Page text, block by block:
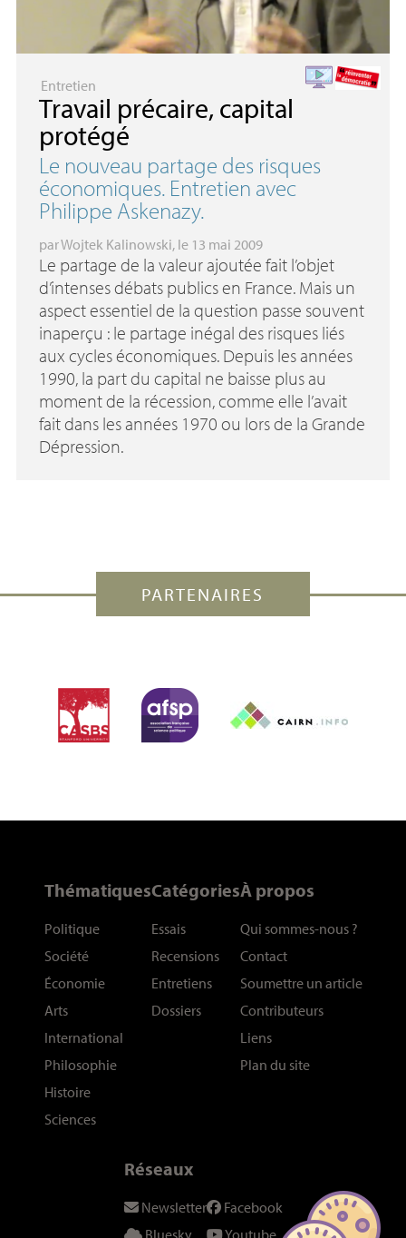
Entretien
Travail précaire, capital
protégé
Le nouveau partage des risques
économiques. Entretien avec
Philippe Askenazy.
parWojtek Kalinowski, le 13 mai 2009
Le partage de la valeur ajoutée fait l’objet
d’intenses débats publics en France. Mais un
aspect essentiel de la question passe souvent
inaperçu : le partage inégal des risques liés
aux cycles économiques. Depuis les années
1990, la part du capital ne baisse plus au
moment de la récession, comme elle l’avait
fait dans les années 1970 ou lors de la Grande
Dépression.
PARTENAIRES
Thématiques
Politique
Société
Économie
Arts
International
Philosophie
Histoire
Sciences
Catégories
Essais
Recensions
Entretiens
Dossiers
À propos
Qui sommes-nous ?
Contact
Soumettre un article
Contributeurs
Liens
Plan du site
Réseaux
Newsletter
Bluesky
Facebook
Youtube